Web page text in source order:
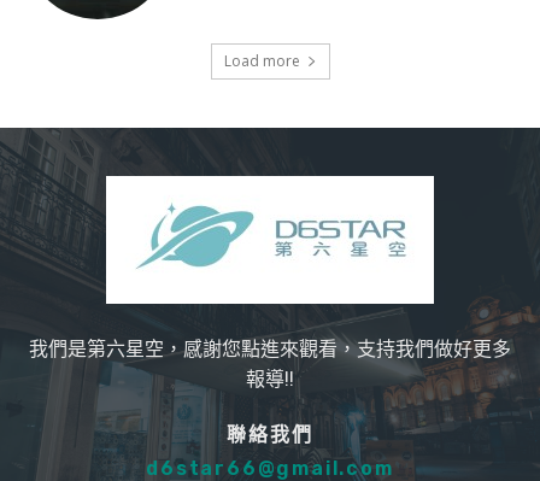
Load more
我們是第六星空，感謝您點進來觀看，支持我們做好更多
報導!!
聯絡我們
d6star66@gmail.com